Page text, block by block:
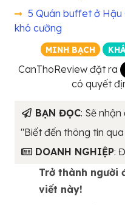
5 Quán buffet ở Hậu
khó cưỡng
MINH BẠCH
CanThoReview đặt ra
có quyết
BẠN ĐỌC: Sẽ
"Biết đến thông tin
DOANH NGHIỆP:
Trở thành người
viết này!